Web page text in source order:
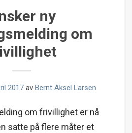
ny
om
2017av Bernt Aksel Larsen
om frivillighet er nå
satte på flere måter et